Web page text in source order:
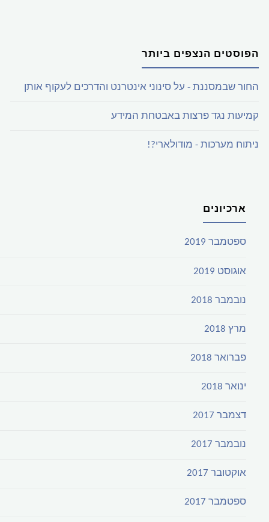
הפוסטים הנצפים ביותר
החור שבמסננת - על סינוני אינטרנט והדרכים לעקוף אותן
קמיעות נגד פרצות באבטחת המידע
ניתוח מערכות - מודולארי?!
ארכיונים
ספטמבר 2019
אוגוסט 2019
נובמבר 2018
מרץ 2018
פברואר 2018
ינואר 2018
דצמבר 2017
נובמבר 2017
אוקטובר 2017
ספטמבר 2017